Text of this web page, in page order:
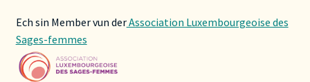
Ech sin Member vun derAssociation Luxembourgeoise des
Sages-femmes